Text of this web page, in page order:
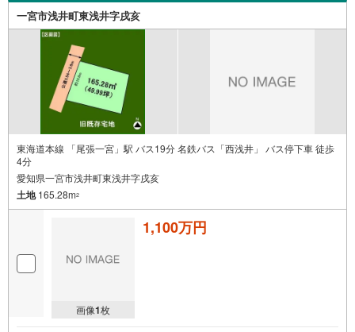
一宮市浅井町東浅井字戌亥
東海道本線 「尾張一宮」駅 バス19分 名鉄バス「西浅井」 バス停下車 徒歩
4分
愛知県一宮市浅井町東浅井字戌亥
土地165.28m2
画像1枚
1,100万円